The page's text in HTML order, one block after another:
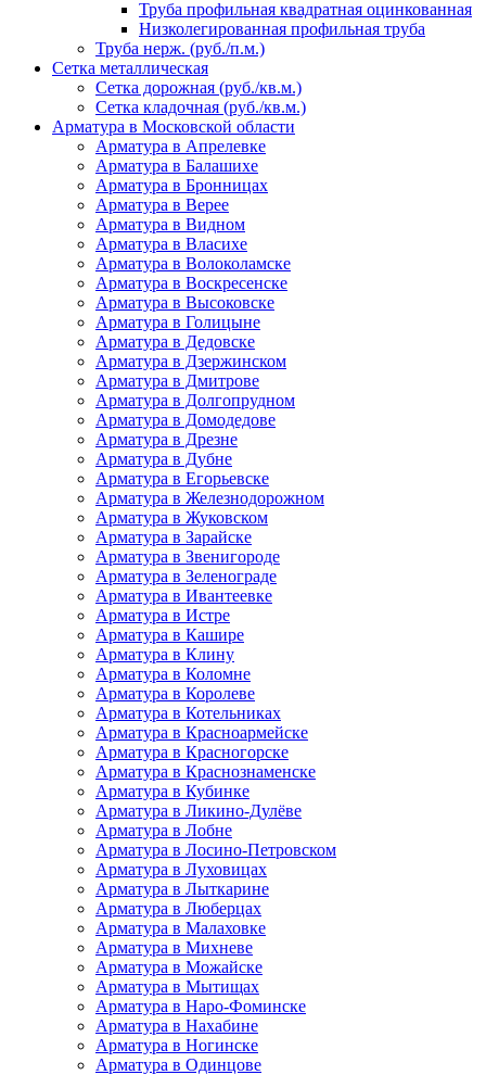
Труба профильная квадратная оцинкованная
Низколегированная профильная труба
Труба нерж. (руб./п.м.)
Сетка металлическая
Сетка дорожная (руб./кв.м.)
Сетка кладочная (руб./кв.м.)
Арматура в Московской области
Арматура в Апрелевке
Арматура в Балашихе
Арматура в Бронницах
Арматура в Верее
Арматура в Видном
Арматура в Власихе
Арматура в Волоколамске
Арматура в Воскресенске
Арматура в Высоковске
Арматура в Голицыне
Арматура в Дедовске
Арматура в Дзержинском
Арматура в Дмитрове
Арматура в Долгопрудном
Арматура в Домодедове
Арматура в Дрезне
Арматура в Дубне
Арматура в Егорьевске
Арматура в Железнодорожном
Арматура в Жуковском
Арматура в Зарайске
Арматура в Звенигороде
Арматура в Зеленограде
Арматура в Ивантеевке
Арматура в Истре
Арматура в Кашире
Арматура в Клину
Арматура в Коломне
Арматура в Королеве
Арматура в Котельниках
Арматура в Красноармейске
Арматура в Красногорске
Арматура в Краснознаменске
Арматура в Кубинке
Арматура в Ликино-Дулёве
Арматура в Лобне
Арматура в Лосино-Петровском
Арматура в Луховицах
Арматура в Лыткарине
Арматура в Люберцах
Арматура в Малаховке
Арматура в Михневе
Арматура в Можайске
Арматура в Мытищах
Арматура в Наро-Фоминске
Арматура в Нахабине
Арматура в Ногинске
Арматура в Одинцове